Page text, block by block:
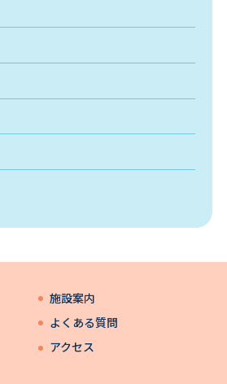
施設案内
よくある質問
アクセス